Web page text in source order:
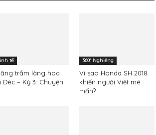
tế
trầm làng hoa
Đéc – Kỳ 3: Chuyện
360° Nghiêng
Vì sao Honda SH 2018
khiến người Việt mê
mẩn?